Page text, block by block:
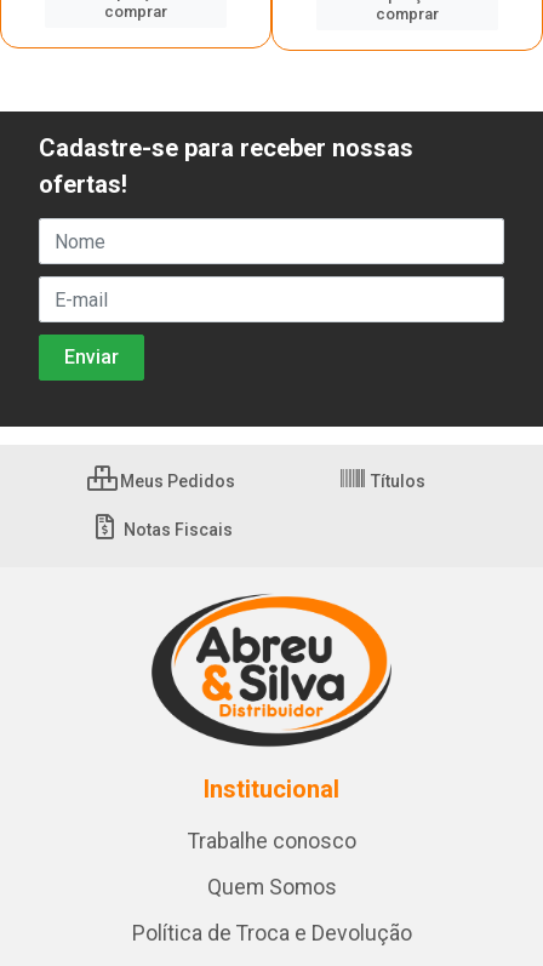
comprar
comprar
Cadastre-se para receber nossas
ofertas!
Meus Pedidos Títulos
Notas Fiscais
Institucional
Trabalhe conosco
Quem Somos
Política de Troca e Devolução